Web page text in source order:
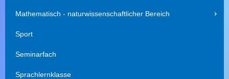
sMathematisch - naturwissenschaftlicher Bereich
Sport
Seminarfach
Sprachlernklasse